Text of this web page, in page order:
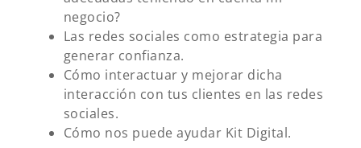
negocio?
Las redes sociales como estrategia para
generar confianza.
Cómo interactuar y mejorar dicha
interacción con tus clientes en las redes
sociales.
Cómo nos puede ayudar Kit Digital.